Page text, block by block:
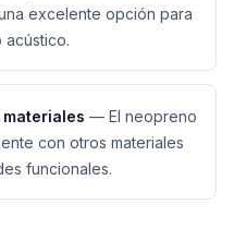
excelente opción para
acústico.
— El neopreno
con otros materiales
funcionales.